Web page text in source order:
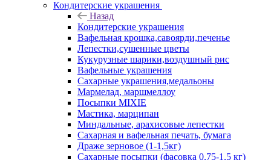
Кондитерские украшения
Назад
Кондитерские украшения
Вафельная крошка,савоярди,печенье
Лепестки,сушенные цветы
Кукурузные шарики,воздушный рис
Вафельные украшения
Сахарные украшения,медальоны
Мармелад, маршмеллоу
Посыпки MIXIE
Мастика, марципан
Миндальные, арахисовые лепестки
Сахарная и вафельная печать, бумага
Драже зерновое (1-1,5кг)
Сахарные посыпки (фасовка 0,75-1,5 кг)